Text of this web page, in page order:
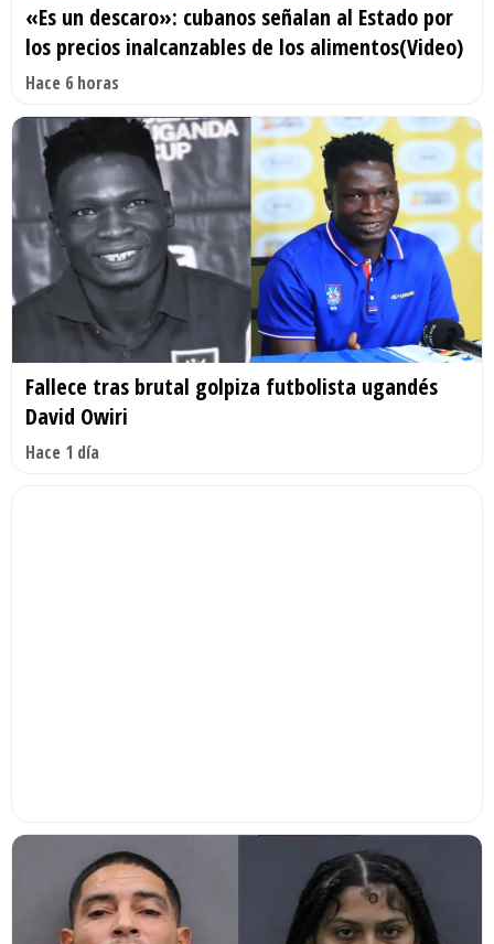
«Es un descaro»: cubanos señalan al Estado por
los precios inalcanzables de los alimentos(Video)
Hace 6 horas
Fallece tras brutal golpiza futbolista ugandés
David Owiri
Hace 1 día